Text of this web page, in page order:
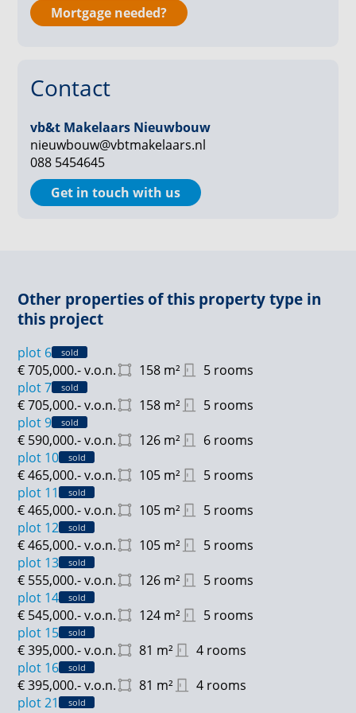
uitstekende isolatie en moderne installaties zoals een
warmtepomp en WTW-systeem. Daarnaast is er
Zo woon je niet alleen energiezuinig, maar draag je
Zie jij jezelf al wonen op de groene grens tussen Best
en natuurgebied Het Groene Woud? Schrijf je dan nu
snel in via de projectwebsite de-steegh. nl
Mortgage needed?
Contact
vb&t Makelaars Nieuwbouw
nieuwbouw@vbtmakelaars.nl
088 5454645
Get in touch with us
Other properties of this property type in
this project
plot 6 sold
158 m² 5 rooms
€ 705,000.-v.o.n.
plot 7
sold
158 m² 5 rooms
€ 705,000.-v.o.n.
plot 9
sold
126 m² 6 rooms
€ 590,000.-v.o.n.
plot 10
sold
105 m² 5 rooms
€ 465,000.-v.o.n.
plot 11
sold
105 m² 5 rooms
€ 465,000.-v.o.n.
plot 12
sold
105 m² 5 rooms
€ 465,000.-v.o.n.
plot 13
sold
126 m² 5 rooms
€ 555,000.-v.o.n.
plot 14
sold
124 m² 5 rooms
€ 545,000.-v.o.n.
plot 15
sold
81 m² 4 rooms
€ 395,000.-v.o.n.
plot 16
sold
81 m² 4 rooms
€ 395,000.-v.o.n.
plot 21
sold